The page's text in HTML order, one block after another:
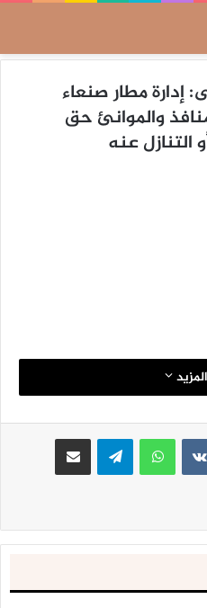
إدارة مطار صنعاء
والموانئ حق
التنازل عنه
واتساب تيلقرام مشاركة عبر البريد